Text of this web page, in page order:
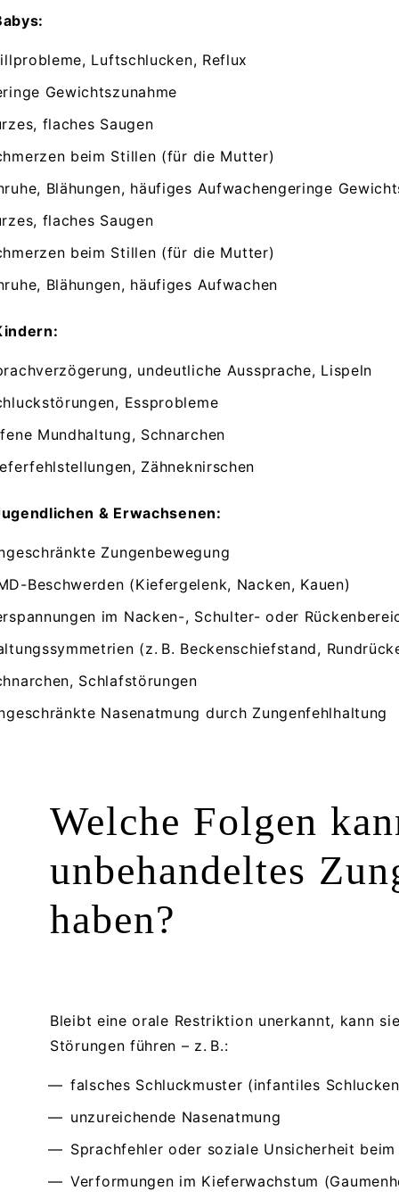
Luftschlucken, Reflux
Gewichtszunahme
flaches Saugen
beim Stillen (für die Mutter)
Blähungen, häufiges Aufwachengeringe
flaches Saugen
beim Stillen (für die Mutter)
Blähungen, häufiges Aufwachen
undeutliche Aussprache, Lispeln
Essprobleme
Mundhaltung, Schnarchen
Zähneknirschen
& Erwachsenen:
Zungenbewegung
Beschwerden (Kiefergelenk, Nacken, Kauen)
im Nacken-, Schulter- oder
(z. B. Beckenschiefstand,
Schlafstörungen
Nasenatmung durch Zungenfehlhaltung
Welche Folgen
unbehandeltes
haben?
Bleibt eine orale Restriktion unerkannt, kann
Störungen führen – z. B.:
falsches Schluckmuster (infantiles
unzureichende Nasenatmung
Sprachfehler oder soziale Unsicherheit beim
Verformungen im Kieferwachstum